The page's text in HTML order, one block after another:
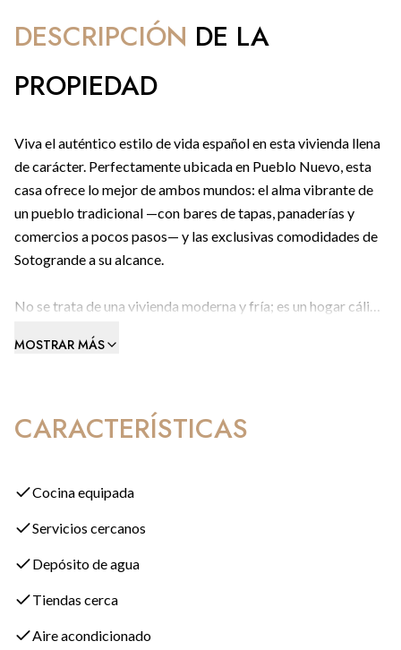
DESCRIPCIÓN DE LA
PROPIEDAD
Viva el auténtico estilo de vida español en esta vivienda llena
de carácter. Perfectamente ubicada en Pueblo Nuevo, esta
casa ofrece lo mejor de ambos mundos: el alma vibrante de
un pueblo tradicional —con bares de tapas, panaderías y
comercios a pocos pasos— y las exclusivas comodidades de
Sotogrande a su alcance.
No se trata de una vivienda moderna y fría; es un hogar cálido
luz mediterránea.
espacios privados:
La Bienvenida: Un impresionante hall de entrada de doble
altura.
Zonas Sociales: Acogedor salón con chimenea, ideal para las
noches de invierno, y amplio comedor en forma de L perfecto
MOSTRAR MÁS
CARACTERÍSTICAS
Cocina equipada
Servicios cercanos
Depósito de agua
Tiendas cerca
Aire acondicionado